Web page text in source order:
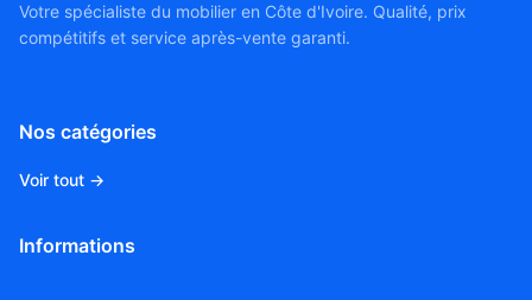
Votre spécialiste du mobilier en Côte d'Ivoire. Qualité, prix
compétitifs et service après-vente garanti.
Nos catégories
Voir tout →
Informations